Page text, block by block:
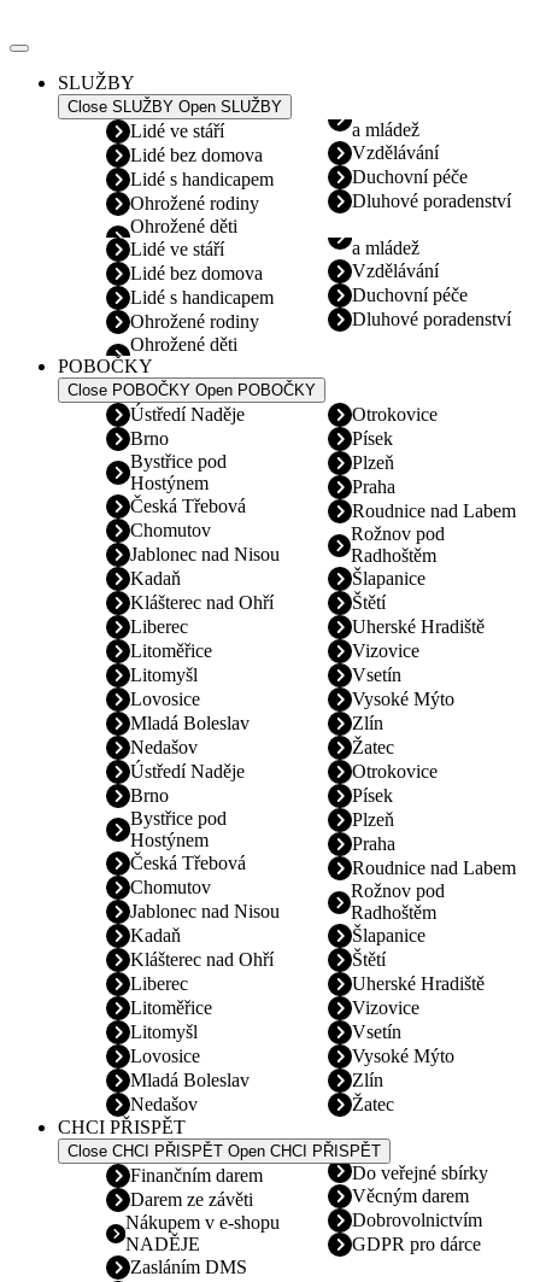
k
SLUŽBY
Close SLUŽBY Open SLUŽBY
Lidé ve stáří
Lidé bez domova
Lidé s handicapem
Ohrožené rodiny
Ohrožené děti
a mládež
Vzdělávání
Duchovní péče
Dluhové poradenství
Lidé ve stáří
Lidé bez domova
Lidé s handicapem
Ohrožené rodiny
Ohrožené děti
a mládež
Vzdělávání
Duchovní péče
Dluhové poradenství
POBOČKY
Close POBOČKY Open POBOČKY
Ústředí Naděje
Brno
Bystřice pod
Hostýnem
Česká Třebová
Chomutov
Jablonec nad Nisou
Kadaň
Klášterec nad Ohří
Liberec
Litoměřice
Litomyšl
Lovosice
Mladá Boleslav
Nedašov
Otrokovice
Písek
Plzeň
Praha
Roudnice nad Labem
Rožnov pod
Radhoštěm
Šlapanice
Štětí
Uherské Hradiště
Vizovice
Vsetín
Vysoké Mýto
Zlín
Žatec
Ústředí Naděje
Brno
Bystřice pod
Hostýnem
Česká Třebová
Chomutov
Jablonec nad Nisou
Kadaň
Klášterec nad Ohří
Liberec
Litoměřice
Litomyšl
Lovosice
Mladá Boleslav
Nedašov
Otrokovice
Písek
Plzeň
Praha
Roudnice nad Labem
Rožnov pod
Radhoštěm
Šlapanice
Štětí
Uherské Hradiště
Vizovice
Vsetín
Vysoké Mýto
Zlín
Žatec
CHCI PŘISPĚT
Close CHCI PŘISPĚT Open CHCI PŘISPĚT
Finančním darem
Darem ze závěti
Nákupem v e-shopu
NADĚJE
Zasláním DMS
Do veřejné sbírky
Věcným darem
Dobrovolnictvím
GDPR pro dárce